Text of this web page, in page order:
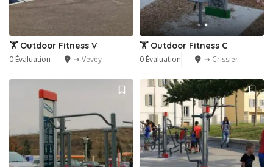
🏋️ Outdoor Fitness V
0 Évaluation ➔ Vevey
🏋️ Outdoor Fitness C
0 Évaluation ➔ Crissier